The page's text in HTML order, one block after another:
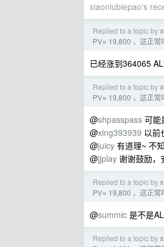
xiaoniubiepao's
Replied to a topic by
PV≈ 19,800 ，这正常
已经涨到364065
Replied to a topic by
PV≈ 19,800 ，这正常
@shpasspass 可能
@xing393939 以前
@juicy 有道理~ 不
@jjplay 谢谢鼓励，
Replied to a topic by
PV≈ 19,800 ，这正常
@summic 是不是
Replied to a topic by